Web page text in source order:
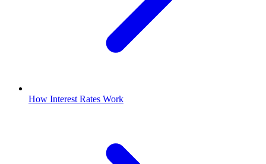
How Interest Rates Work